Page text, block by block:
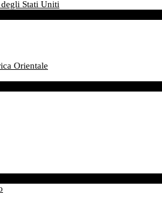
Stati Uniti
Orientale